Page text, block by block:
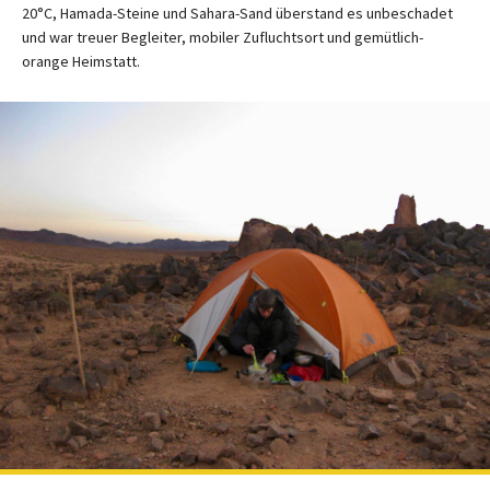
20°C, Hamada-Steine und Sahara-Sand überstand es unbeschadet
und war treuer Begleiter, mobiler Zufluchtsort und gemütlich-
orange Heimstatt.